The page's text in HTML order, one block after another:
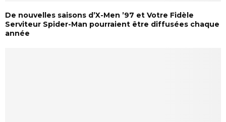
De nouvelles saisons d’X-Men ’97 et Votre Fidèle
Serviteur Spider-Man pourraient être diffusées chaque
année